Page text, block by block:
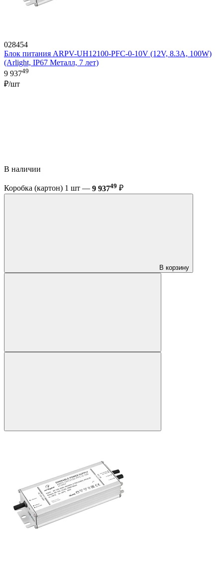
028454
Блок питания ARPV-UH12100-PFC-0-10V (12V, 8.3A, 100W)
(Arlight, IP67 Металл, 7 лет)
9 93749
₽/шт
В наличии
Коробка (картон) 1 шт — 9 93749 ₽
В корзину